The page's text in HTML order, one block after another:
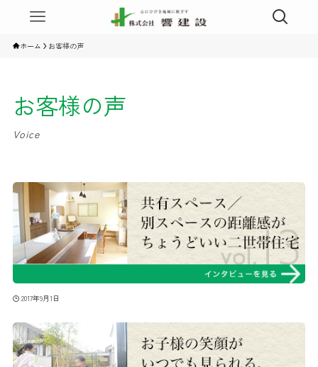
ホーム お客様の声
お客様の声
Voice
2017年9月1日